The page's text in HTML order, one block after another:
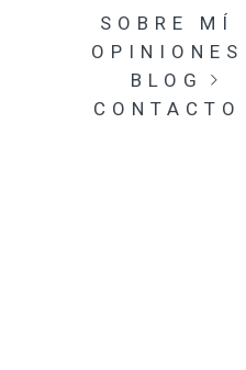
SOBRE MÍ
OPINIONES
BLOG
GENERAL
CONTACTO